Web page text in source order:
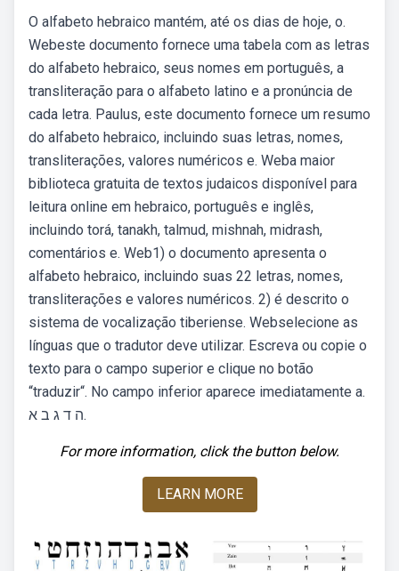
O alfabeto hebraico mantém, até os dias de hoje, o.
Webeste documento fornece uma tabela com as letras
do alfabeto hebraico, seus nomes em português, a
transliteração para o alfabeto latino e a pronúncia de
cada letra. Paulus, este documento fornece um resumo
do alfabeto hebraico, incluindo suas letras, nomes,
transliterações, valores numéricos e. Weba maior
biblioteca gratuita de textos judaicos disponível para
leitura online em hebraico, português e inglês,
incluindo torá, tanakh, talmud, mishnah, midrash,
comentários e. Web1) o documento apresenta o
alfabeto hebraico, incluindo suas 22 letras, nomes,
transliterações e valores numéricos. 2) é descrito o
sistema de vocalização tiberiense. Webselecione as
línguas que o tradutor deve utilizar. Escreva ou copie o
texto para o campo superior e clique no botão
“traduzir“. No campo inferior aparece imediatamente a.
‭א ב ג ד ה‬.
For more information, click the button below.
LEARN MORE